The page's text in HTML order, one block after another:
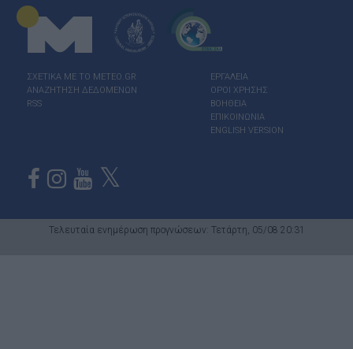
ΣΧΕΤΙΚΑ ΜΕ ΤΟ ΜΕΤΕΟ.GR
ΑΝΑΖΗΤΗΣΗ ΔΕΔΟΜΕΝΩΝ
RSS
ΕΡΓΑΛΕΙΑ
ΟΡΟΙ ΧΡΗΣΗΣ
ΒΟΗΘΕΙΑ
ΕΠΙΚΟΙΝΩΝΙΑ
ENGLISH VERSION
Τελευταία ενημέρωση προγνώσεων: Τετάρτη, 05/08 20:31